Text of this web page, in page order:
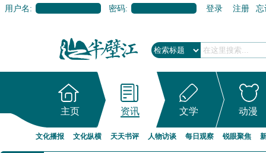
用户名: 密码: 登录 注册 忘
主页 资讯 文学 动漫
文化播报 文化纵横 天天书评 人物访谈 每日观察 锐眼聚焦